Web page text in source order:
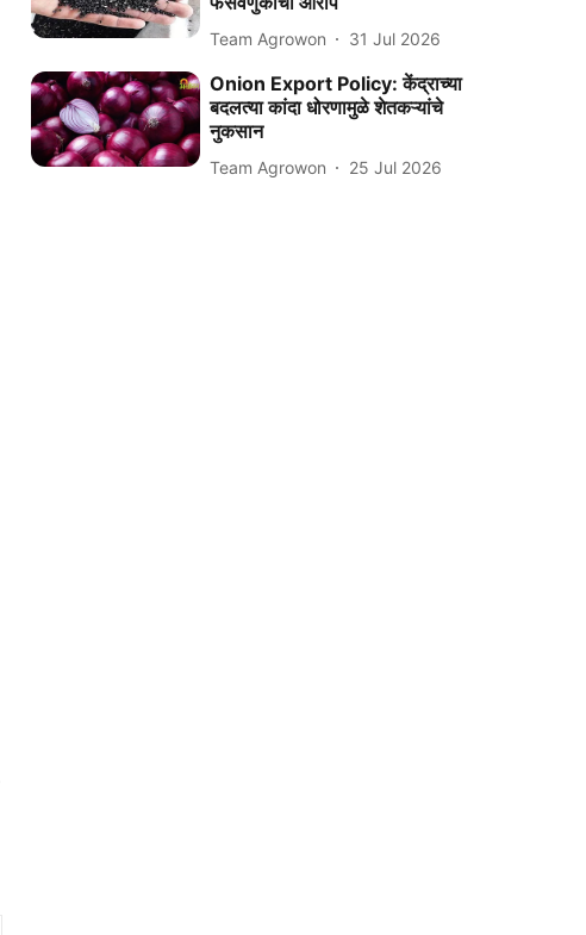
Team Agrowon 31 Jul 2026
Onion Export Policy: केंद्राच्या
बदलत्या कांदा धोरणामुळे शेतकऱ्यांचे
नुकसान
Team Agrowon 25 Jul 2026